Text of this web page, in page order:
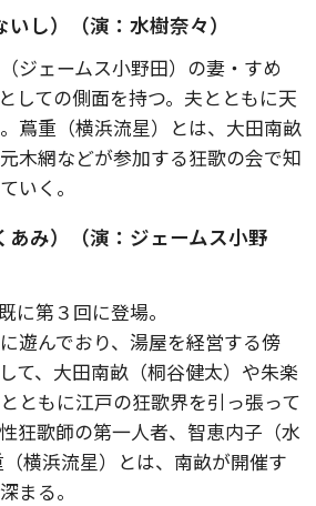
し）（演：水樹奈々）
ジェームス小野田）の妻・すめ
しての側面を持つ。夫とともに天
蔦重（横浜流星）とは、大田南畝
木網などが参加する狂歌の会で知
いく。
あみ）（演：ジェームス小野
に第３回に登場。
遊んでおり、湯屋を経営する傍
て、大田南畝（桐谷健太）や朱楽
ともに江戸の狂歌界を引っ張って
狂歌師の第一人者、智恵内子（水
横浜流星）とは、南畝が開催す
まる。